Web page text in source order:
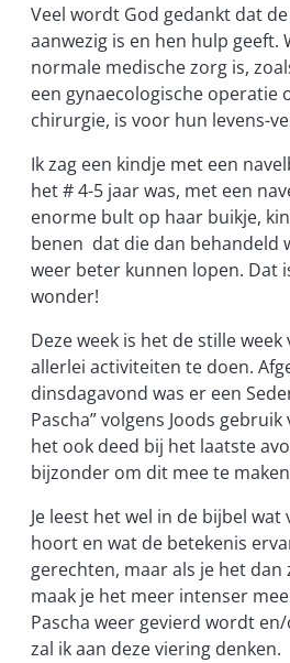
Veel wordt God gedankt dat
aanwezig is en hen hulp geeft.
normale medische zorg is,
een gynaecologische operatie
chirurgie, is voor hun levens-
Ik zag een kindje met een
het # 4-5 jaar was, met een
enorme bult op haar buikje,
benen dat die dan behandeld
weer beter kunnen lopen. Dat
wonder!
Deze week is het de stille
allerlei activiteiten te doen.
dinsdagavond was er een
Pascha” volgens Joods gebruik
het ook deed bij het laatste
bijzonder om dit mee te
Je leest het wel in de bijbel
hoort en wat de betekenis
gerechten, maar als je het
maak je het meer intenser
Pascha weer gevierd wordt
zal ik aan deze viering denken.